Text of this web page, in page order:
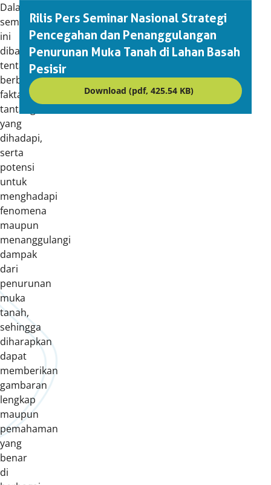
Dalam
seminar
ini
dibahas
tentang
berbagai
fakta,
tantangan
yang
dihadapi,
serta
potensi
untuk
menghadapi
fenomena
maupun
menanggulangi
dampak
dari
penurunan
muka
tanah,
sehingga
diharapkan
dapat
memberikan
gambaran
lengkap
maupun
pemahaman
yang
benar
di
Rilis Pers Seminar Nasional Strategi
Pencegahan dan Penanggulangan
Penurunan Muka Tanah di Lahan Basah
Pesisir
Download (pdf, 425.54 KB)